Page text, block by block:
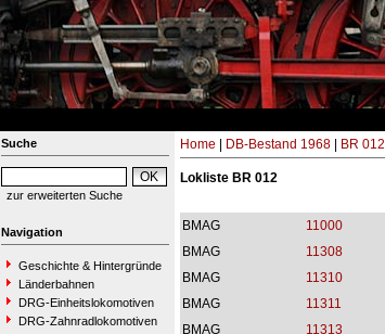
Suche
zur erweiterten Suche
Navigation
Geschichte & Hintergründe
Länderbahnen
DRG-Einheitslokomotiven
DRG-Zahnradlokomotiven
Home DB-Bestand 1968| BR 012
Lokliste BR 012
BMAG 11000
BMAG
11308
BMAG
11310
BMAG
11311
BMAG
11313